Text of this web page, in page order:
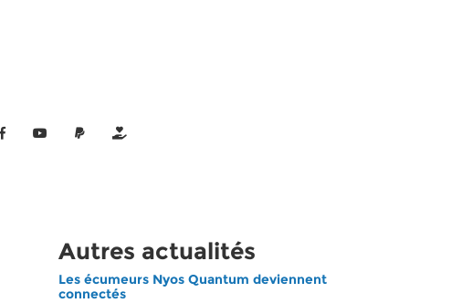
Autres actualités
Les écumeurs Nyos Quantum deviennent
connectés